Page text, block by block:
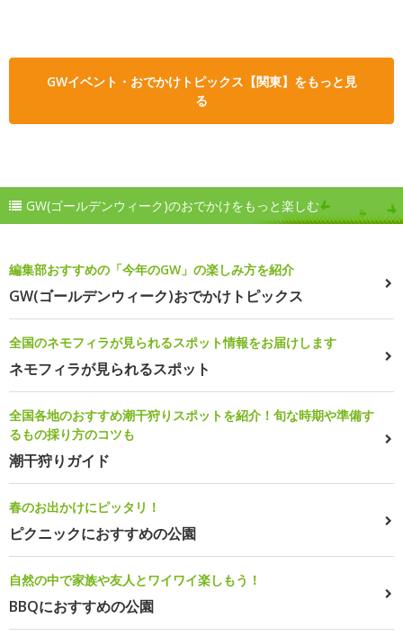
GWイベント・おでかけトピックス【関東】をもっと見
る
GW(ゴールデンウィーク)のおでかけをもっと楽しむ
編集部おすすめの「今年のGW」の楽しみ方を紹介
GW(ゴールデンウィーク)おでかけトピックス
全国のネモフィラが見られるスポット情報をお届けします
ネモフィラが見られるスポット
全国各地のおすすめ潮干狩りスポットを紹介！旬な時期や準備す
るもの採り方のコツも
潮干狩りガイド
春のお出かけにピッタリ！
ピクニックにおすすめの公園
自然の中で家族や友人とワイワイ楽しもう！
BBQにおすすめの公園